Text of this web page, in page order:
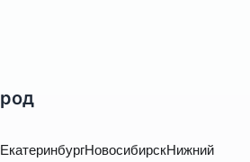
ЕкатеринбургНовосибирскНижний